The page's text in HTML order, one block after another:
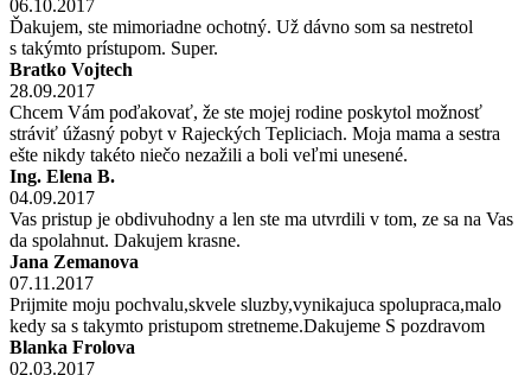
06.10.2017
Ďakujem, ste mimoriadne ochotný. Už dávno som sa nestretol
s takýmto prístupom. Super.
Bratko Vojtech
28.09.2017
Chcem Vám poďakovať, že ste mojej rodine poskytol možnosť
stráviť úžasný pobyt v Rajeckých Tepliciach. Moja mama a sestra
ešte nikdy takéto niečo nezažili a boli veľmi unesené.
Ing. Elena B.
04.09.2017
Vas pristup je obdivuhodny a len ste ma utvrdili v tom, ze sa na Vas
da spolahnut. Dakujem krasne.
Jana Zemanova
07.11.2017
Prijmite moju pochvalu,skvele sluzby,vynikajuca spolupraca,malo
kedy sa s takymto pristupom stretneme.Dakujeme S pozdravom
Blanka Frolova
02.03.2017